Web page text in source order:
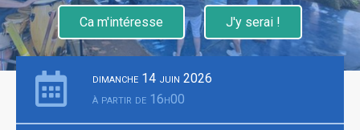
Ca m'intéresse J'y serai !
dimanche 14 juin 2026
à partir de 16h00